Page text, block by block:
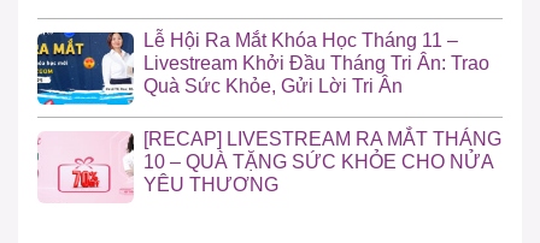
Lễ Hội Ra Mắt Khóa Học Tháng 11 –
Livestream Khởi Đầu Tháng Tri Ân: Trao
Quà Sức Khỏe, Gửi Lời Tri Ân
[RECAP] LIVESTREAM RA MẮT THÁNG
10 – QUÀ TẶNG SỨC KHỎE CHO NỬA
YÊU THƯƠNG